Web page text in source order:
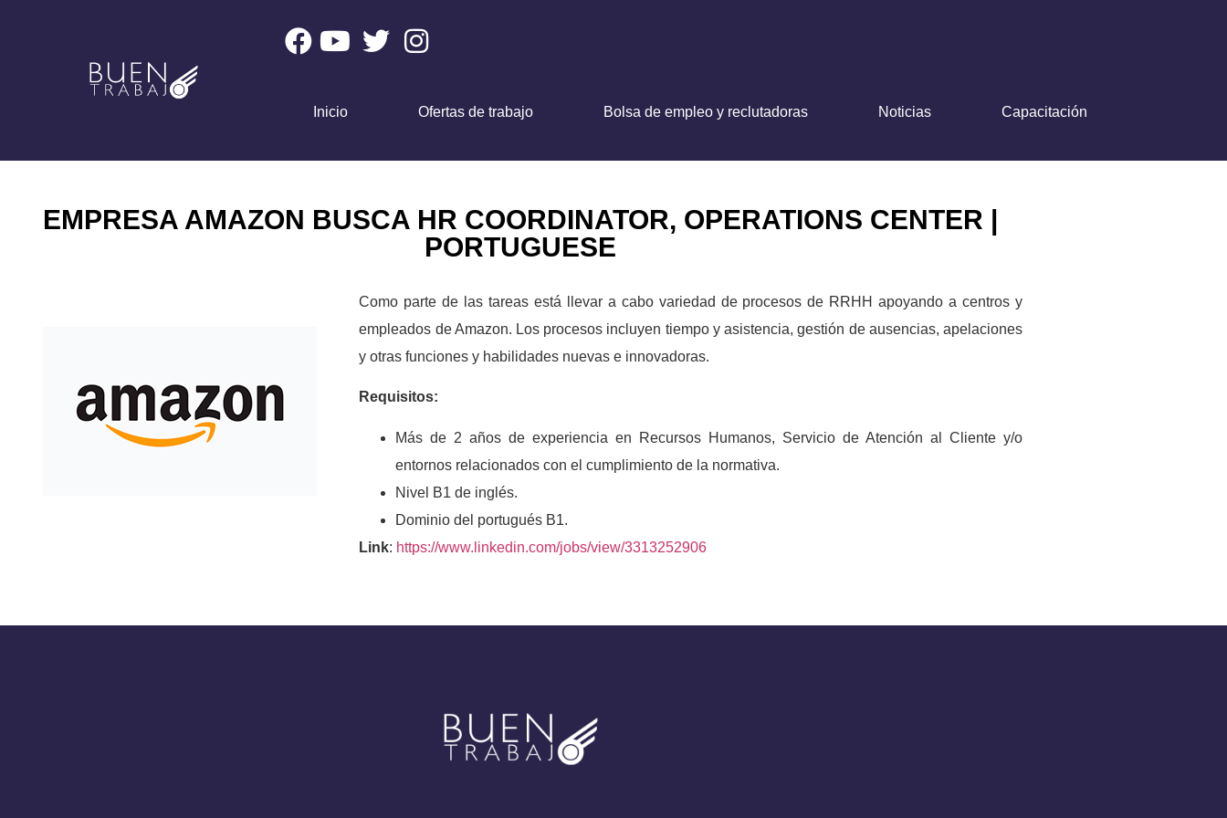
Inicio Ofertas de trabajo Bolsa de empleo y reclutadoras Noticias Capacitación
EMPRESA AMAZON BUSCA HR COORDINATOR, OPERATIONS CENTER |
PORTUGUESE
Como parte de las tareas está llevar a cabo variedad de procesos de RRHH apoyando a centros y
empleados de Amazon. Los procesos incluyen tiempo y asistencia, gestión de ausencias, apelaciones
y otras funciones y habilidades nuevas e innovadoras.
Requisitos:
Más de 2 años de experiencia en Recursos Humanos, Servicio de Atención al Cliente y/o
entornos relacionados con el cumplimiento de la normativa.
Nivel B1 de inglés.
Dominio del portugués B1.
Link: https://www.linkedin.com/jobs/view/3313252906